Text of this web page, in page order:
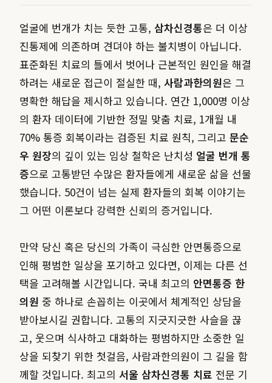
얼굴에 번개가 치는 듯한 고통, 삼차신경통은 더 이상
진통제에 의존하며 견뎌야 하는 불치병이 아닙니다.
표준화된 치료의 틀에서 벗어나 근본적인 원인을 해결
하려는 새로운 접근이 절실한 때, 사람과한의원은 그
명확한 해답을 제시하고 있습니다. 연간 1,000명 이상
의 환자 데이터에 기반한 정밀 맞춤 치료, 1개월 내
70% 통증 회복이라는 검증된 치료 원칙, 그리고 문순
우 원장의 깊이 있는 임상 철학은 난치성 얼굴 번개 통
증으로 고통받던 수많은 환자들에게 새로운 삶을 선물
했습니다. 50건이 넘는 실제 환자들의 회복 이야기는
그 어떤 이론보다 강력한 신뢰의 증거입니다.
만약 당신 혹은 당신의 가족이 극심한 안면통증으로
인해 평범한 일상을 포기하고 있다면, 이제는 다른 선
택을 고려해볼 시간입니다. 국내 최고의 안면통증 한
의원 중 하나로 손꼽히는 이곳에서 체계적인 상담을
받아보시길 권합니다. 고통의 지긋지긋한 사슬을 끊
고, 웃으며 식사하고 대화하는 평범하지만 소중한 일
상을 되찾기 위한 첫걸음, 사람과한의원이 그 길을 함
께할 것입니다. 최고의 서울 삼차신경통 치료 전문 기